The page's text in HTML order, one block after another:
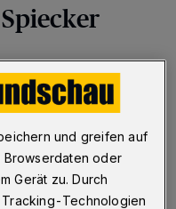
in Wuppertal lobt
Rainer Spiecker das
Es
und Stärkung“ vor
und greifen auf
oder
Gerät zu. Durch
Technologien